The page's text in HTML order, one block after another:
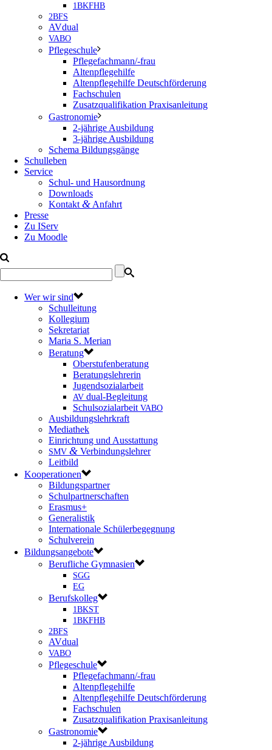
1BKFHB
2BFS
AVdual
VABO
Pflegeschule
Pflegefachmann/-frau
Altenpflegehilfe
Altenpflegehilfe Deutschförderung
Fachschulen
Zusatzqualifikation Praxisanleitung
Gastronomie
2-jährige Ausbildung
3-jährige Ausbildung
Schema Bildungsgänge
Schulleben
Service
Schul- und Hausordnung
Downloads
Kontakt & Anfahrt
Presse
Zu IServ
Zu Moodle
Wer wir sind
Schulleitung
Kollegium
Sekretariat
Maria S. Merian
Beratung
Oberstufenberatung
Beratungslehrerin
Jugendsozialarbeit
AV dual-Begleitung
Schulsozialarbeit VABO
Ausbildungslehrkraft
Mediathek
Einrichtung und Ausstattung
SMV & Verbindungslehrer
Leitbild
Kooperationen
Bildungspartner
Schulpartnerschaften
Erasmus+
Generalistik
Internationale Schülerbegegnung
Schulverein
Bildungsangebote
Berufliche Gymnasien
SGG
EG
Berufskolleg
1BKST
1BKFHB
2BFS
AVdual
VABO
Pflegeschule
Pflegefachmann/-frau
Altenpflegehilfe
Altenpflegehilfe Deutschförderung
Fachschulen
Zusatzqualifikation Praxisanleitung
Gastronomie
2-jährige Ausbildung